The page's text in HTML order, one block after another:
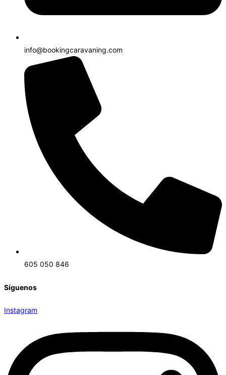
info@bookingcaravaning.com
605 050 846
Síguenos
Instagram